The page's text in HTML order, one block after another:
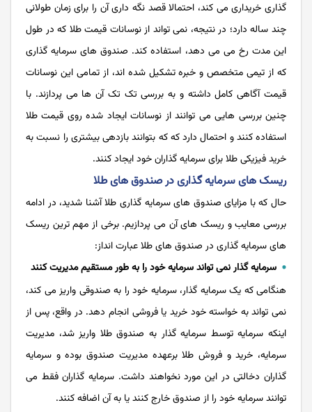
گذاری خریداری می کند، احتمالا قصد نگه داری آن را برای زمان طولانی
چند ساله دارد؛ در نتیجه، نمی تواند از نوسانات قیمت طلا که در طول
این مدت رخ می می دهد، استفاده کند. صندوق های سرمایه گذاری
که از تیمی متخصص و خبره تشکیل شده اند، از تمامی این نوسانات
قیمت آگاهی کامل داشته و به بررسی تک تک آن ها می پردازند. با
چنین بررسی هایی می توانند از نوسانات ایجاد شده روی قیمت طلا
استفاده کنند و احتمال دارد که که بتوانند بازدهی بیشتری را نسبت به
خرید فیزیکی طلا برای سرمایه گذاران خود ایجاد کنند.
ریسک‌ های سرمایه گذاری در صندوق‌ های طلا
حال که با مزایای صندوق های سرمایه گذاری طلا آشنا شدید، در ادامه
بررسی معایب و ریسک های آن می پردازیم. برخی از مهم ترین ریسک
های سرمایه گذاری در صندوق های طلا عبارت انداز:
سرمایه گذار نمی تواند سرمایه خود را به طور مستقیم مدیریت کنند
هنگامی که یک سرمایه گذار، سرمایه خود را به صندوقی واریز می کند،
نمی تواند به خواسته خود خرید یا فروشی انجام دهد. در واقع، پس از
اینکه سرمایه توسط سرمایه گذار به صندوق طلا واریز شد، مدیریت
سرمایه، خرید و فروش طلا برعهده مدیریت صندوق بوده و سرمایه
گذاران دخالتی در این مورد نخواهند داشت. سرمایه گذاران فقط می
توانند سرمایه خود را از صندوق خارج کنند یا به آن اضافه کنند.